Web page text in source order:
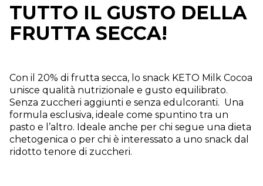
TUTTO IL GUSTO DELLA
FRUTTA SECCA!
Con il 20% di frutta secca, lo snack KETO Milk Cocoa
unisce qualità nutrizionale e gusto equilibrato.
Senza zuccheri aggiunti e senza edulcoranti.​ ​ Una
formula esclusiva, ideale come spuntino tra un
pasto e l’altro. Ideale anche per chi segue una dieta
chetogenica o per chi è interessato a uno snack dal
ridotto tenore di zuccheri.​